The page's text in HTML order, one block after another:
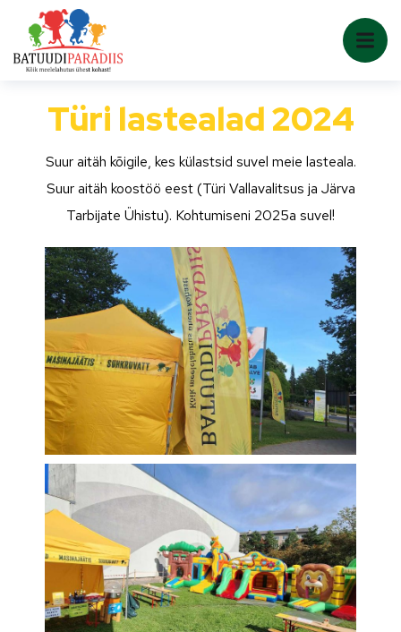
Türi lastealad 2024
Suur aitäh kõigile, kes külastsid suvel meie lasteala.
Suur aitäh koostöö eest (Türi Vallavalitsus ja Järva
Tarbijate Ühistu). Kohtumiseni 2025a suvel!